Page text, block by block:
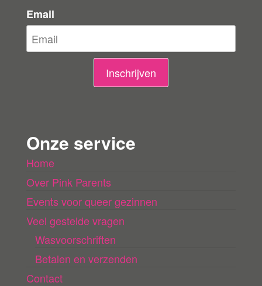
i
g
Email
Inschrijven
Onze service
Home
Over Pink Parents
Events voor queer gezinnen
Veel gestelde vragen
Wasvoorschriften
Betalen en verzenden
Contact